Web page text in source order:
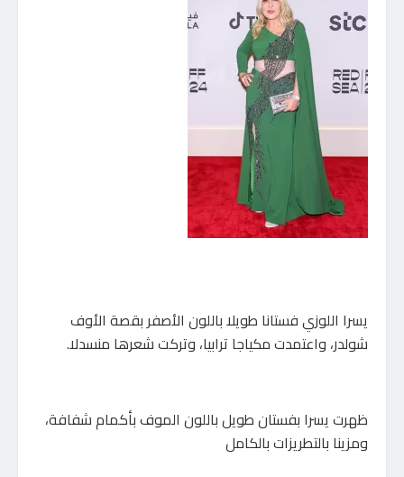
يسرا اللوزي فستانا طويلا باللون الأصفر بقصة الأوف
شولدر، واعتمدت مكياجا ترابيا، وتركت شعرها منسدلا.
ظهرت يسرا بفستان طويل باللون الموف بأكمام شفافة،
ومزينا بالتطريزات بالكامل